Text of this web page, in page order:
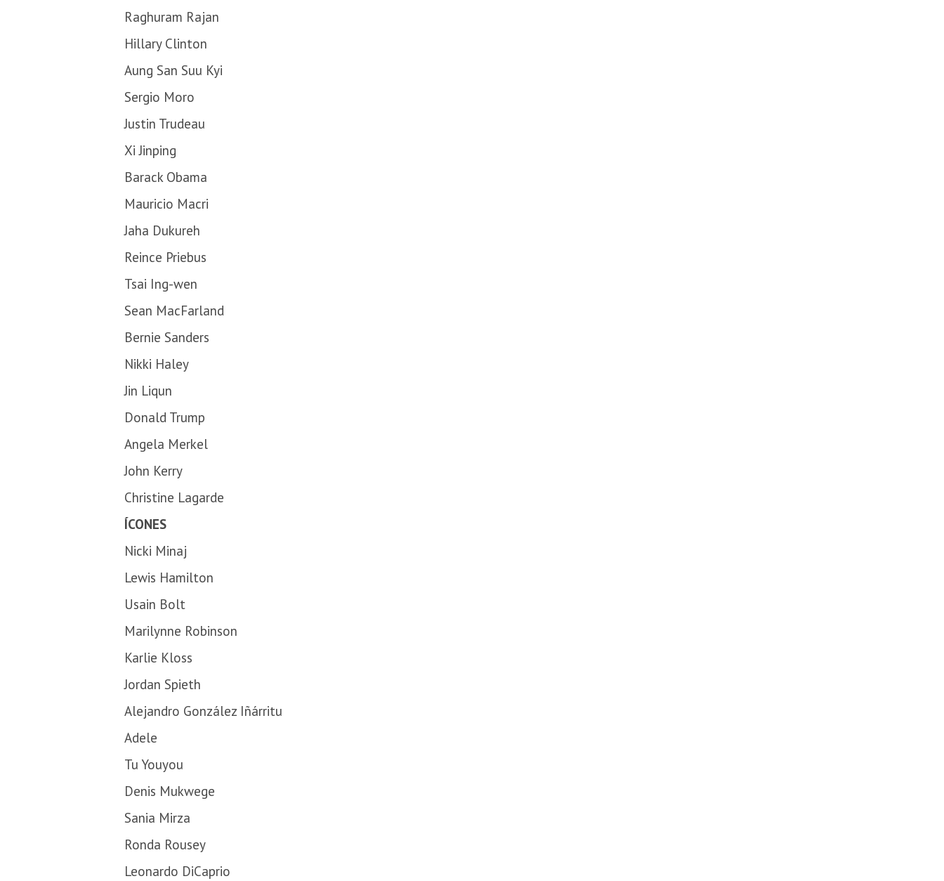
Raghuram Rajan
Hillary Clinton
Aung San Suu Kyi
Sergio Moro
Justin Trudeau
Xi Jinping
Barack Obama
Mauricio Macri
Jaha Dukureh
Reince Priebus
Tsai Ing-wen
Sean MacFarland
Bernie Sanders
Nikki Haley
Jin Liqun
Donald Trump
Angela Merkel
John Kerry
Christine Lagarde
ÍCONES
Nicki Minaj
Lewis Hamilton
Usain Bolt
Marilynne Robinson
Karlie Kloss
Jordan Spieth
Alejandro González Iñárritu
Adele
Tu Youyou
Denis Mukwege
Sania Mirza
Ronda Rousey
Leonardo DiCaprio